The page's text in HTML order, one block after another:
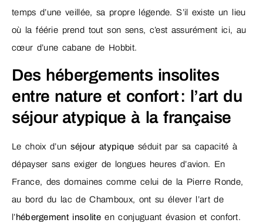
temps d’une veillée, sa propre légende. S’il existe un lieu
où la féérie prend tout son sens, c’est assurément ici, au
cœur d’une cabane de Hobbit.
Des hébergements insolites
entre nature et confort : l’art du
séjour atypique à la française
Le choix d’un séjour atypique séduit par sa capacité à
dépayser sans exiger de longues heures d’avion. En
France, des domaines comme celui de la Pierre Ronde,
au bord du lac de Chamboux, ont su élever l’art de
l’hébergement insoliteen conjuguant évasion et confort.